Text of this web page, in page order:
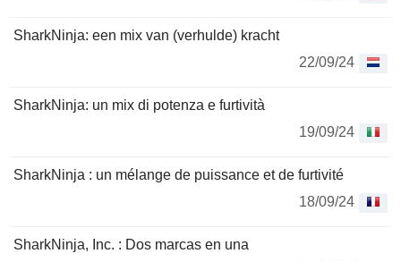
SharkNinja: een mix van (verhulde) kracht
22/09/24
SharkNinja: un mix di potenza e furtività
19/09/24
SharkNinja : un mélange de puissance et de furtivité
18/09/24
SharkNinja, Inc. : Dos marcas en una